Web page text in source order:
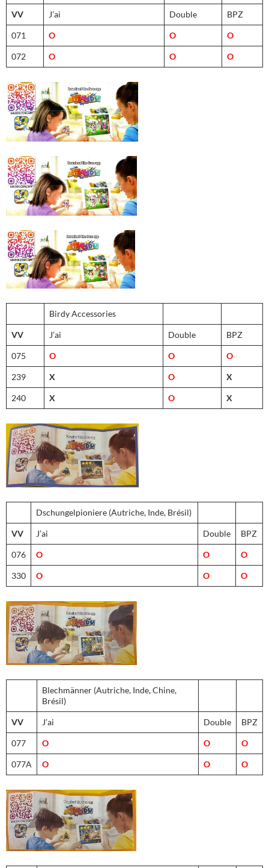
VV J’ai Double BPZ
071 O O O
072 O O O
Birdy Accessories
VV J’ai Double BPZ
075 O O O
239 X O X
240 X O X
Dschungelpioniere (Autriche, Inde, Brésil)
VV J’ai Double BPZ
076 O O O
330 O O O
Blechmänner (Autriche, Inde, Chine,
Brésil)
VV J’ai Double BPZ
077 O O O
077A O O O